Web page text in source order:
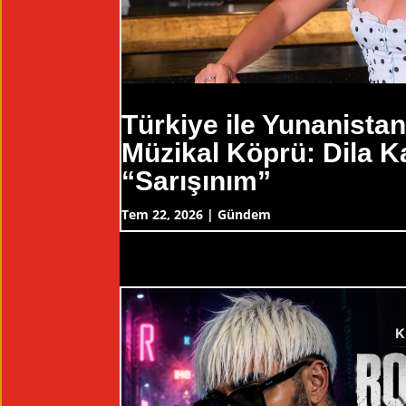
Türkiye ile
Müzikal Köprü: Dila
“Sarışınım”
Tem 22, 2026 | Gündem